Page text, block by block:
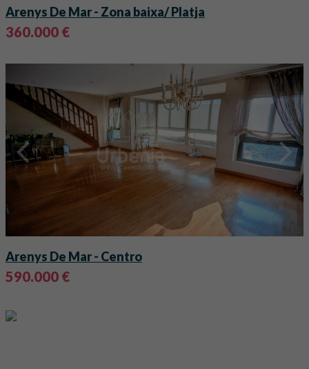
Arenys De Mar- Zona baixa/ Platja
360.000 €
Arenys De Mar- Centro
590.000 €